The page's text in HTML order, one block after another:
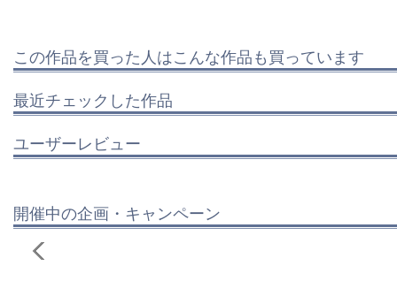
この作品を買った人はこんな作品も買っています
最近チェックした作品
ユーザーレビュー
開催中の企画・キャンペーン